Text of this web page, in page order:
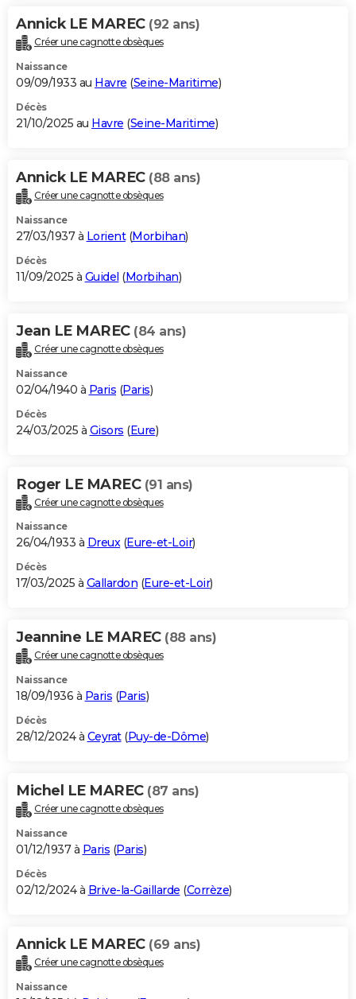
Annick LE MAREC (92 ans)
Créer une cagnotte obsèques
Naissance
09/09/1933 au Havre (Seine-Maritime)
Décès
21/10/2025 au Havre (Seine-Maritime)
Annick LE MAREC (88 ans)
Créer une cagnotte obsèques
Naissance
27/03/1937 à Lorient(Morbihan)
Décès
11/09/2025 à Guidel (Morbihan)
Jean LE MAREC (84 ans)
Créer une cagnotte obsèques
Naissance
02/04/1940 à Paris (Paris)
Décès
24/03/2025 à Gisors (Eure)
Roger LE MAREC (91 ans)
Créer une cagnotte obsèques
Naissance
26/04/1933 à Dreux(Eure-et-Loir)
Décès
17/03/2025 à Gallardon (Eure-et-Loir)
Jeannine LE MAREC (88 ans)
Créer une cagnotte obsèques
Naissance
18/09/1936 à Paris (Paris)
Décès
28/12/2024 à Ceyrat(Puy-de-Dôme)
Michel LE MAREC (87 ans)
Créer une cagnotte obsèques
Naissance
01/12/1937 à Paris (Paris)
Décès
02/12/2024 à Brive-la-Gaillarde (Corrèze)
Annick LE MAREC (69 ans)
Créer une cagnotte obsèques
Naissance